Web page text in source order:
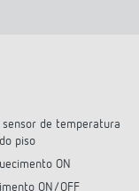
de temperatura
piso
ON
ON/OFF